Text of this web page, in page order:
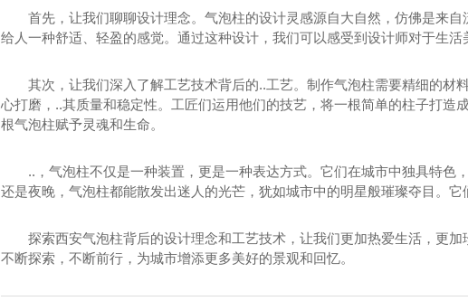
首先，让我们聊聊设计理念。气泡柱的设计灵感源自大自然，仿佛是来
给人一种舒适、轻盈的感觉。通过这种设计，我们可以感受到设计师对于生
其次，让我们深入了解工艺技术背后的..工艺。制作气泡柱需要精细的材
心打磨，..其质量和稳定性。工匠们运用他们的技艺，将一根简单的柱子打造
根气泡柱赋予灵魂和生命。
..，气泡柱不仅是一种装置，更是一种表达方式。它们在城市中独具特色
还是夜晚，气泡柱都能散发出迷人的光芒，犹如城市中的明星般璀璨夺目。
探索西安气泡柱背后的设计理念和工艺技术，让我们更加热爱生活，更
不断探索，不断前行，为城市增添更多美好的景观和回忆。